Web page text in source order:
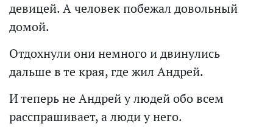
девицей. А человек побежал довольный
домой.
Отдохнули они немного и двинулись
дальше в те края, где жил Андрей.
И теперь не Андрей у людей обо всем
расспрашивает, а люди у него.